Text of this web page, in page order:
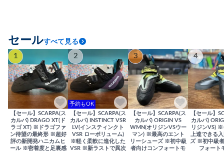
セールすべて見る
1
【セール】SCARPA(ス
カルパ) DRAGO XT(ド
ラゴ XT) ※ドラゴファ
ン待望の最終形 ※超好
評の新開発ハニカムヒ
ール ※密着度と足裏感
2
予約もOK
【セール】SCARPA(ス
カルパ) INSTINCT VSR
LV(インスティンクト
VSR ローボリューム)
※軽く柔軟に進化した
VSR ※新ラストで異次
3
【セール】SCARPA(ス
カルパ) ORIGIN VS
WMN(オリジンVSウー
マン) ※最高のエント
リーシューズ ※初中級
者向けコンフォートモ
4
【セール】
カルパ)
リジンVS) ※
上達できる
ズ ※初中級
フォート